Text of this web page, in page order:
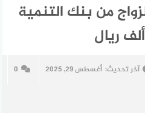
من بنك التنمية
آخر تحديث: أغسطس 29, 2025 0